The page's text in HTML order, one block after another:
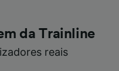
da Trainline
reais